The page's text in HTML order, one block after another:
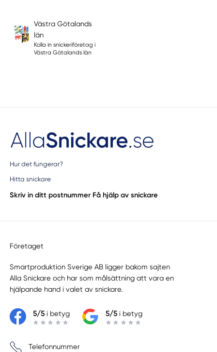
Västra Götalands
län
Kolla in snickeriföretag i
Västra Götalands län
Hur det fungerar?
Hitta snickare
Skriv in ditt postnummer Få hjälp av snickare
Företaget
Smartproduktion Sverige AB ligger bakom sajten
Alla Snickare och har som målsättning att vara en
hjälpande hand i valet av snickare.
5/5i betyg 5/5i betyg
Telefonnummer